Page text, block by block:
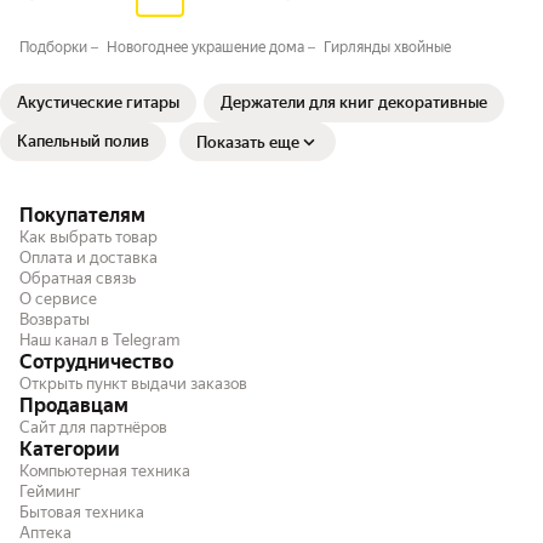
Подборки Новогоднее украшение дома Гирлянды хвойные
Акустические гитары Держатели для книг декоративные
Капельный полив Показать еще
Покупателям
Как выбрать товар
Оплата и доставка
Обратная связь
О сервисе
Возвраты
Наш канал в Telegram
Сотрудничество
Открыть пункт выдачи заказов
Продавцам
Сайт для партнёров
Категории
Компьютерная техника
Гейминг
Бытовая техника
Аптека